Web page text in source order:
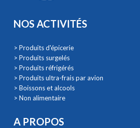
NOS ACTIVITÉS
> Produits d'épicerie
> Produits surgelés
> Produits réfrigérés
> Produits ultra-frais par avion
> Boissons et alcools
> Non alimentaire
A PROPOS